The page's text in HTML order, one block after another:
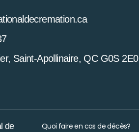
Saint-Apollinaire, QC G0S 2E0
de
Quoi faire en cas de décès?